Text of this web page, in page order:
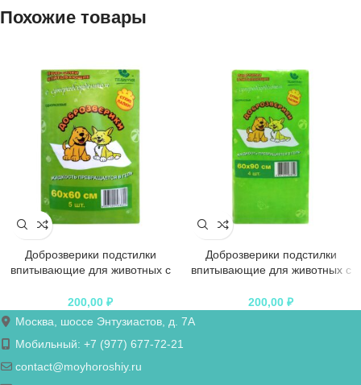
Похожие товары
Доброзверики подстилки
впитывающие для животных с
шт. “Сухие лапки”
200,00 ₽
Доброзверики подстилки
впитывающие для животных с
шт. “Сухие лапки”
200,00 ₽
Москва, шоссе Энтузиастов, д. 7А
Мобильный: +7 (977) 677-72-21
contact@moyhoroshiy.ru